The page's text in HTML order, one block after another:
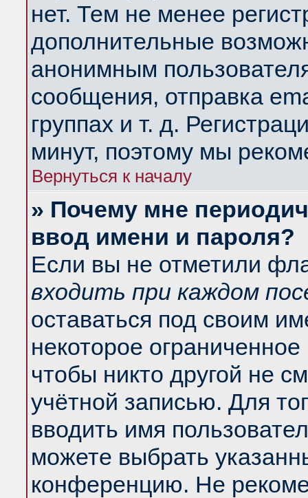
нет. Тем не менее
дополнительные
анонимным
сообщения, отправка
группах и т. д.
минут, поэтому мы
Вернуться к началу
» Почему мне
ввод имени и пароля?
Если вы не отметили
входить при каждом
оставаться под своим
некоторое
чтобы никто другой не
учётной записью. Для
вводить имя
можете выбрать
конференцию. Не